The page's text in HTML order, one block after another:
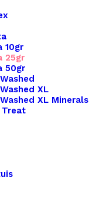
10gr
25gr
50gr
XL
XL Minerals
Treat
werkdagen verzonden